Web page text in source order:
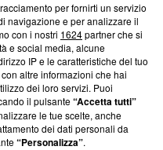
su Blasting
su come ci impegniamo a
la nostra aderenza a
Blasting News non è
ha richiesto di farne
una verifica di
per fornirti un servizio
navigazione e per analizzare il
con i nostri 1624partner che si
e social media, alcune
IP e le caratteristiche del tuo
altre informazioni che hai
dei loro servizi. Puoi
il pulsante“Accetta tutti”
le tue scelte, anche
dei dati personali da
“Personalizza”.